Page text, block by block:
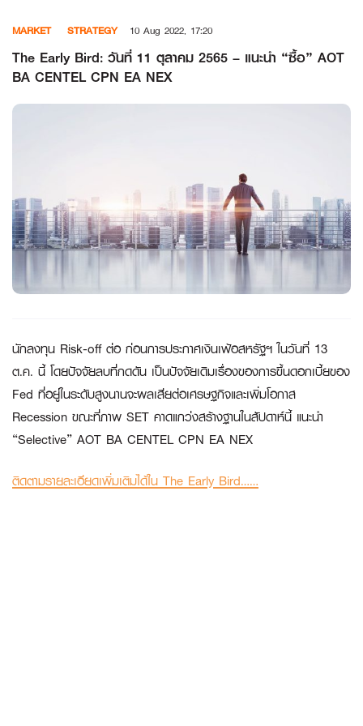
content
MARKET STRATEGY 10 Aug 2022, 17:20
The Early Bird: วันที่ 11 ตุลาคม 2565 – แนะนำ “ซื้อ” AOT
BA CENTEL CPN EA NEX
นักลงทุน Risk-off ต่อ ก่อนการประกาศเงินเฟ้อสหรัฐฯ ในวันที่ 13
ต.ค. นี้ โดยปัจจัยลบที่กดดัน เป็นปัจจัยเดิมเรื่องของการขึ้นดอกเบี้ยของ
Fed ที่อยู่ในระดับสูงนานจะผลเสียต่อเศรษฐกิจและเพิ่มโอกาส
Recession ขณะที่ภาพ SET คาดแกว่งสร้างฐานในสัปดาห์นี้ แนะนำ
“Selective” AOT BA CENTEL CPN EA NEX
ติดตามรายละเอียดเพิ่มเติมได้ใน The Early Bird……